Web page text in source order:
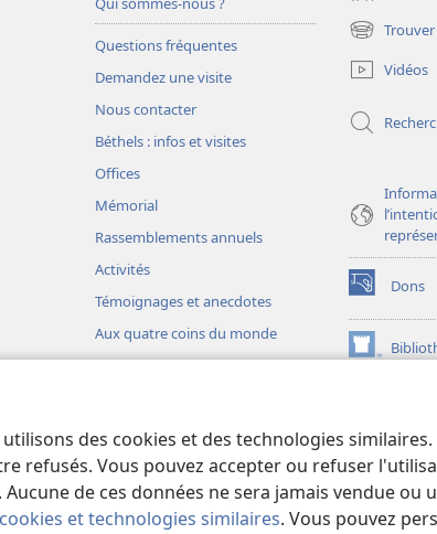
des cookies et des technologies
refusés. Vous pouvez accepter ou refuser
de ces données ne sera jamais vendue ou
et technologies similaires. Vous pouvez
Questions fréquentes
Demandez une visite
Nous contacter
Béthels : infos et visites
Offices
Mémorial
Rassemblements annuels
Activités
Témoignages et anecdotes
Aux quatre coins du monde
(ouvre
une
nouvelle
Vidéos
Dons
(ouvre
une
nouvelle
fenêtre)
(ouvre